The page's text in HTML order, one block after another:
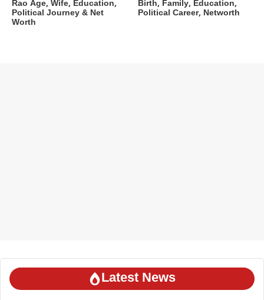
Rao Age, Wife, Education,
Political Journey & Net
Worth
Birth, Family, Education,
Political Career, Networth
Latest News